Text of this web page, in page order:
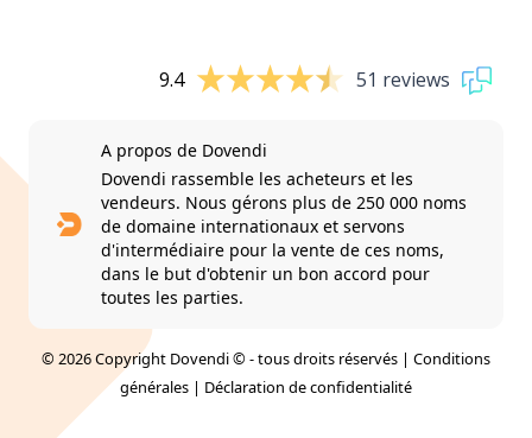
9.4 51 reviews
A propos de Dovendi
Dovendi rassemble les acheteurs et les
vendeurs. Nous gérons plus de 250 000 noms
de domaine internationaux et servons
d'intermédiaire pour la vente de ces noms,
dans le but d'obtenir un bon accord pour
toutes les parties.
© 2026 Copyright Dovendi © - tous droits réservés | Conditions
générales | Déclaration de confidentialité